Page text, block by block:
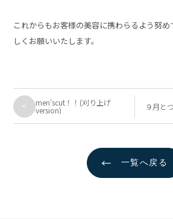
これからもお客様の美容に携わらるよう努め
しくお願いいたします。
< men'scut！！(刈り上げ
version) ９月と
← 一覧へ戻る